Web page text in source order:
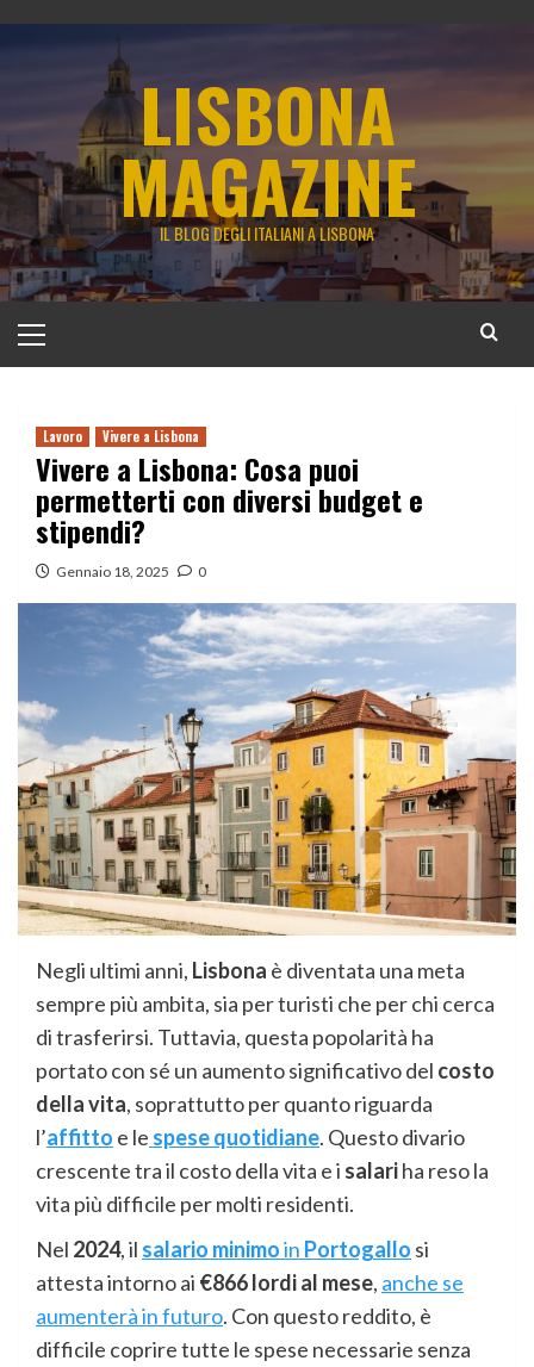
LISBONA
MAGAZINE
IL BLOG DEGLI ITALIANI A LISBONA
principale
Lavoro Vivere a Lisbona
Vivere a Lisbona: Cosa puoi
permetterti con diversi budget e
stipendi?
Gennaio 18, 2025 0
Negli ultimi anni, Lisbona è diventata una meta
sempre più ambita, sia per turisti che per chi cerca
di trasferirsi. Tuttavia, questa popolarità ha
portato con sé un aumento significativo del costo
della vita, soprattutto per quanto riguarda
l’affitto e le spese quotidiane. Questo divario
crescente tra il costo della vita e i salariha reso la
vita più difficile per molti residenti.
Nel 2024, il salario minimoin Portogallo si
attesta intorno ai €866 lordi al mese, anche se
aumenterà in futuro. Con questo reddito, è
difficile coprire tutte le spese necessarie senza